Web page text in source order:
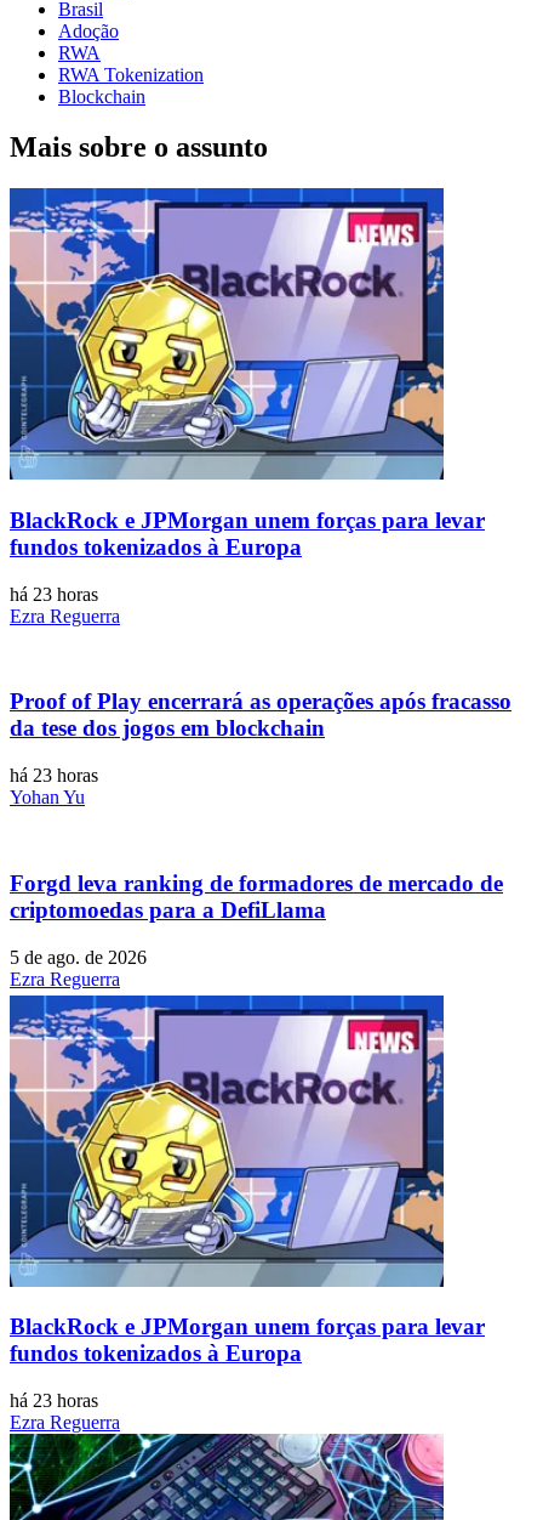
Brasil
Adoção
RWA
RWA Tokenization
Blockchain
Mais sobre o assunto
BlackRock e JPMorgan unem forças para levar
fundos tokenizados à Europa
há 23 horas
Ezra Reguerra
Proof of Play encerrará as operações após fracasso
da tese dos jogos em blockchain
há 23 horas
Yohan Yu
Forgd leva ranking de formadores de mercado de
criptomoedas para a DefiLlama
5 de ago. de 2026
Ezra Reguerra
BlackRock e JPMorgan unem forças para levar
fundos tokenizados à Europa
há 23 horas
Ezra Reguerra